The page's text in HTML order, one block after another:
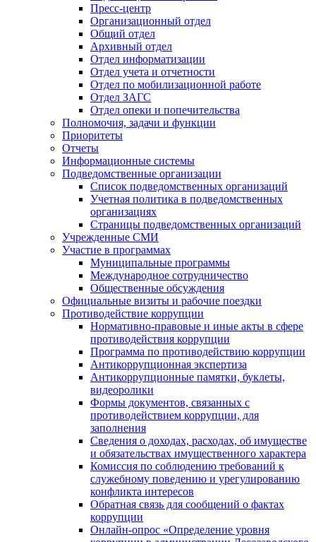
Пресс-центр
Организационный отдел
Общий отдел
Архивный отдел
Отдел информатизации
Отдел учета и отчетности
Отдел по мобилизационной работе
Отдел ЗАГС
Отдел опеки и попечительства
Полномочия, задачи и функции
Приоритеты
Отчеты
Информационные системы
Подведомственные организации
Список подведомственных организаций
Учетная политика в подведомственных
организациях
Страницы подведомственных организаций
Учрежденные СМИ
Участие в программах
Муниципальные программы
Международное сотрудничество
Общественные обсуждения
Официальные визиты и рабочие поездки
Противодействие коррупции
Нормативно-правовые и иные акты в сфере
противодействия коррупции
Программа по противодействию коррупции
Антикоррупционная экспертиза
Антикоррупционные памятки, буклеты,
видеоролики
Формы документов, связанных с
противодействием коррупции, для
заполнения
Сведения о доходах, расходах, об имуществе
и обязательствах имущественного характера
Комиссия по соблюдению требований к
служебному поведению и урегулированию
конфликта интересов
Обратная связь для сообщений о фактах
коррупции
Онлайн-опрос «Определение уровня